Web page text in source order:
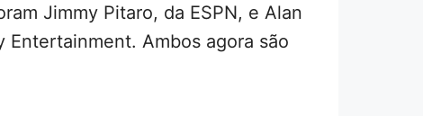
Jimmy Pitaro, da ESPN, e Alan
Ambos agora são